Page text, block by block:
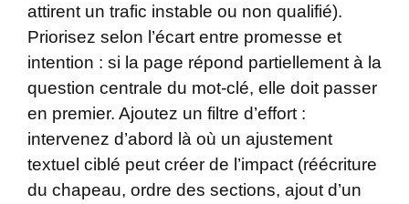
attirent un trafic instable ou non qualifié).
Priorisez selon l’écart entre promesse et
intention : si la page répond partiellement à la
question centrale du mot-clé, elle doit passer
en premier. Ajoutez un filtre d’effort :
intervenez d’abord là où un ajustement
textuel ciblé peut créer de l’impact (réécriture
du chapeau, ordre des sections, ajout d’un